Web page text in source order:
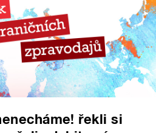
řekli si